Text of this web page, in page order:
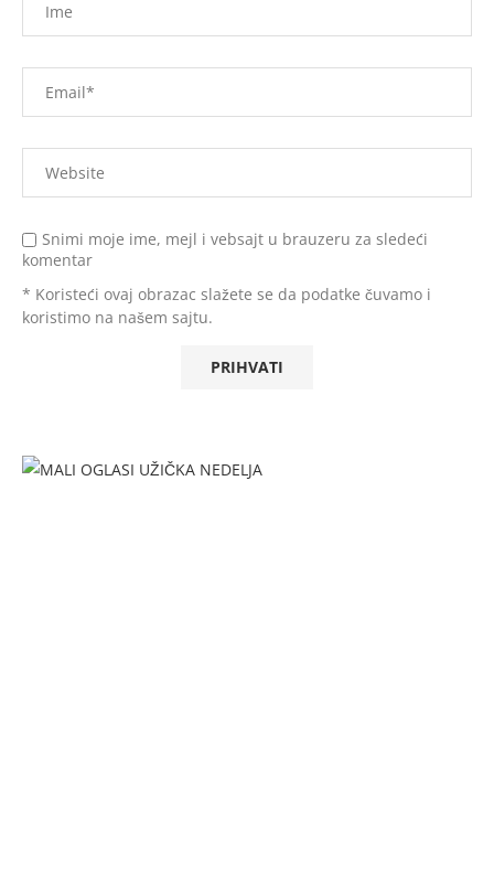
Snimi moje ime, mejl i vebsajt u brauzeru za sledeći
komentar
* Koristeći ovaj obrazac slažete se da podatke čuvamo i
koristimo na našem sajtu.